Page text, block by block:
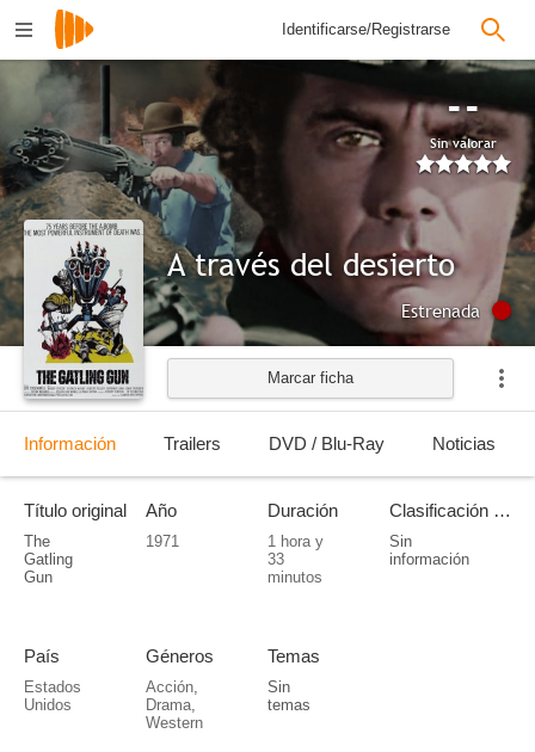
Identificarse/Registrarse
--
Sin valorar
A través del desierto
Estrenada
Marcar ficha
Información Trailers DVD / Blu-Ray Noticias
Título original
The
Gatling
Gun
Año
1971
Duración
1 hora y
33
minutos
Clasificación por edades
Sin
información
País
Estados
Unidos
Géneros
Acción,
Drama,
Western
Temas
Sin
temas